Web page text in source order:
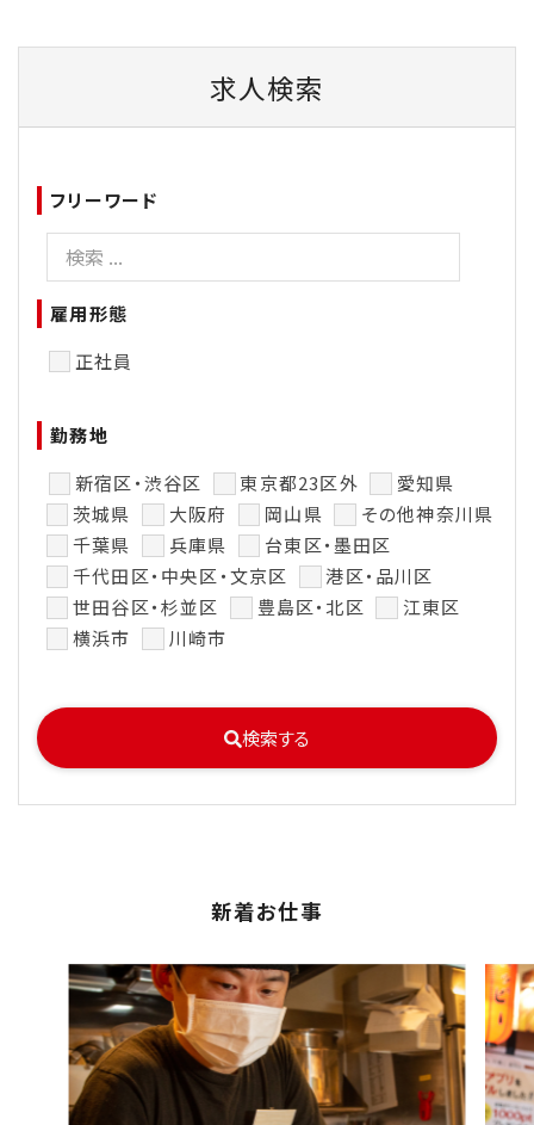
求人検索
フリーワード
雇用形態
正社員
勤務地
新宿区・渋谷区
東京都23区外
愛知県
茨城県
大阪府 岡山県
その他神奈川県
千葉県
兵庫県
台東区・墨田区
千代田区・中央区・文京区
港区・品川区
世田谷区・杉並区
豊島区・北区
江東区
横浜市
川崎市
検索する
新着お仕事